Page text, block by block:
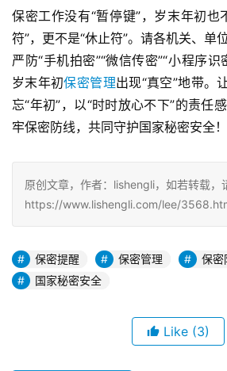
保密工作没有“暂停键”，岁末年初也
符”，更不是“休止符”。请各机关、单
严防“手机拍密”“微信传密”“小程序
岁末年初保密管理出现“真空”地带。
忘“年初”，以“时时放心不下”的责任
牢保密防线，共同守护国家秘密安全！
原创文章，作者：lishengli，如若转载，
https://www.lishengli.com/lee/
保密提醒 保密管理
保密
国家秘密安全
Like (3)